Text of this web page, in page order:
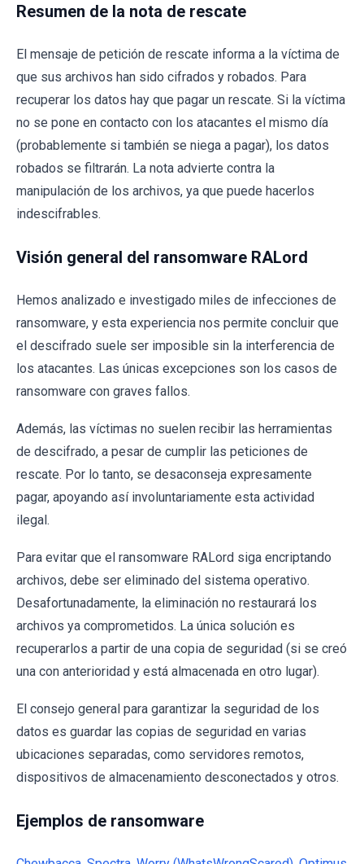
Resumen de la nota de rescate
El mensaje de petición de rescate informa a la víctima de
que sus archivos han sido cifrados y robados. Para
recuperar los datos hay que pagar un rescate. Si la víctima
no se pone en contacto con los atacantes el mismo día
(probablemente si también se niega a pagar), los datos
robados se filtrarán. La nota advierte contra la
manipulación de los archivos, ya que puede hacerlos
indescifrables.
Visión general del ransomware RALord
Hemos analizado e investigado miles de infecciones de
ransomware, y esta experiencia nos permite concluir que
el descifrado suele ser imposible sin la interferencia de
los atacantes. Las únicas excepciones son los casos de
ransomware con graves fallos.
Además, las víctimas no suelen recibir las herramientas
de descifrado, a pesar de cumplir las peticiones de
rescate. Por lo tanto, se desaconseja expresamente
pagar, apoyando así involuntariamente esta actividad
ilegal.
Para evitar que el ransomware RALord siga encriptando
archivos, debe ser eliminado del sistema operativo.
Desafortunadamente, la eliminación no restaurará los
archivos ya comprometidos. La única solución es
recuperarlos a partir de una copia de seguridad (si se creó
una con anterioridad y está almacenada en otro lugar).
El consejo general para garantizar la seguridad de los
datos es guardar las copias de seguridad en varias
ubicaciones separadas, como servidores remotos,
dispositivos de almacenamiento desconectados y otros.
Ejemplos de ransomware